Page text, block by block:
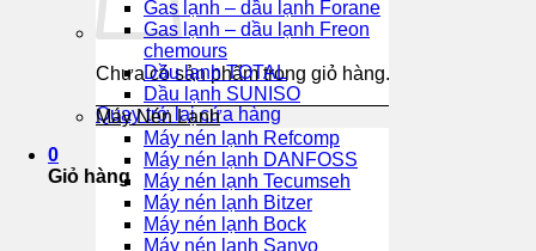
Chưa có sản phẩm trong giỏ hàng.
Quay trở lại cửa hàng
0
Giỏ hàng
Gas lạnh – dầu lạnh Forane
Gas lạnh – dầu lạnh Freon
chemours
Dầu lạnh TOTAL
Dầu lạnh SUNISO
Máy Nén Lạnh
Máy nén lạnh Refcomp
Máy nén lạnh DANFOSS
Máy nén lạnh Tecumseh
Máy nén lạnh Bitzer
Máy nén lạnh Bock
Máy nén lạnh Sanyo